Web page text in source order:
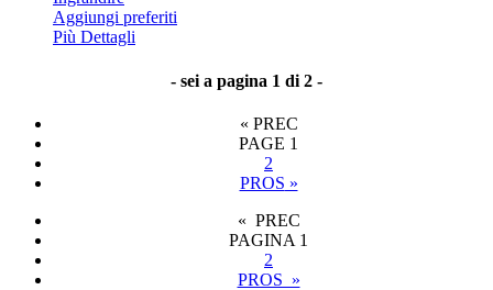
Aggiungi preferiti
Più Dettagli
- sei a pagina 1 di 2 -
« PREC
PAGE 1
2
PROS »
« PREC
PAGINA 1
2
PROS »